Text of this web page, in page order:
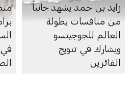
زايد بن حمد يشهد جانباً
من منافسات بطولة
العالم للجوجيتسو
ويشارك في تتويج
الفائزين
في